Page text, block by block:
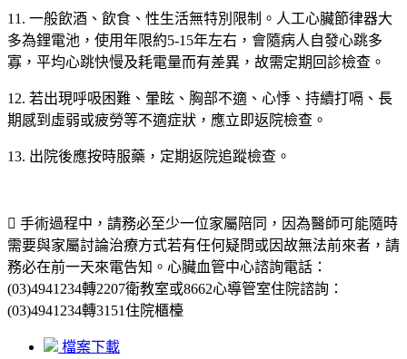
11. 一般飲酒、飲食、性生活無特別限制。人工心臟節律器大
多為鋰電池，使用年限約5-15年左右，會隨病人自發心跳多
寡，平均心跳快慢及耗電量而有差異，故需定期回診檢查。
12. 若出現呼吸困難、暈眩、胸部不適、心悸、持續打嗝、長
期感到虛弱或疲勞等不適症狀，應立即返院檢查。
13. 出院後應按時服藥，定期返院追蹤檢查。
 手術過程中，請務必至少一位家屬陪同，因為醫師可能隨時
需要與家屬討論治療方式若有任何疑問或因故無法前來者，請
務必在前一天來電告知。心臟血管中心諮詢電話：
(03)4941234轉2207衛教室或8662心導管室住院諮詢：
(03)4941234轉3151住院櫃檯
檔案下載